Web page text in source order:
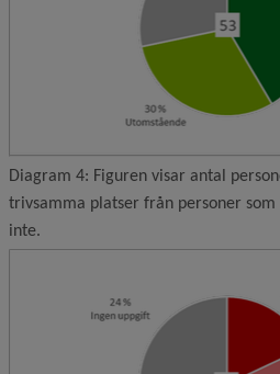
Diagram 4: Figuren visar antal
trivsamma platser från personer
inte.